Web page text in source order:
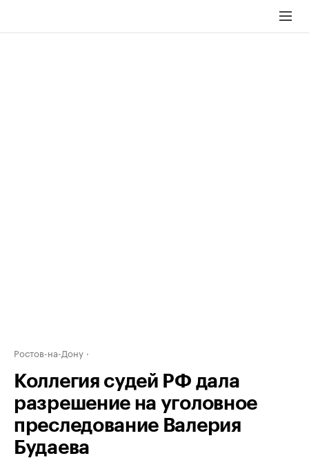
Ростов-на-Дону
Коллегия судей РФ дала
разрешение на уголовное
преследование Валерия
Будаева